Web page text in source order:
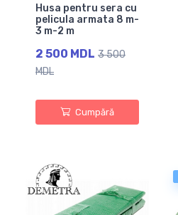
Husa pentru sera cu
pelicula armata 8 m-
3 m-2 m
2 500 MDL 3 500
MDL
Cumpără